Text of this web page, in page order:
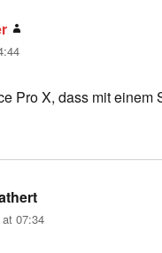
Pro X, dass mit
07:34